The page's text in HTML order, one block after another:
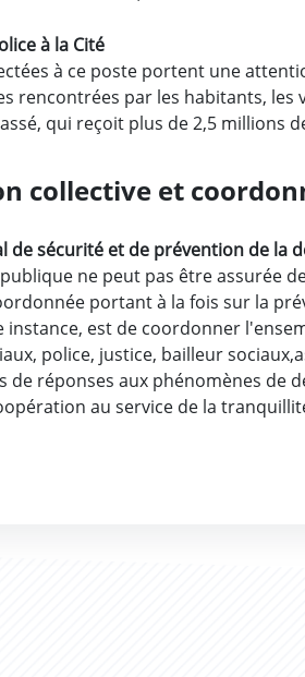
à la Cité
à ce poste portent une
rencontrées par les habitants, les
qui reçoit plus de 2,5 millions
collective et
de sécurité et de prévention de la
ne peut pas être assurée
portant à la fois sur la
instance, est de coordonner
police, justice, bailleur
de réponses aux phénomènes de
au service de la